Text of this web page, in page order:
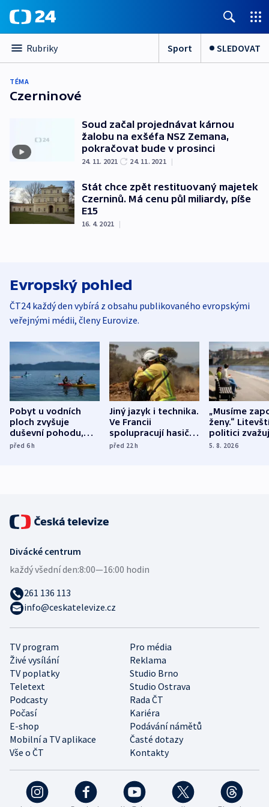
Rubriky Sport SLEDOVAT
TÉMA
Czerninové
Soud začal projednávat kárnou
žalobu na exšéfa NSZ Zemana,
pokračovat bude v prosinci
24. 11. 2021 24. 11. 2021 |
Stát chce zpět restituovaný majetek
Czerninů. Má cenu půl miliardy, píše
E15
16. 4. 2021 |
Evropský pohled
ČT24 každý den vybírá z obsahu publikovaného evropskými
veřejnými médii, členy Eurovize.
Pobyt u vodních
ploch zvyšuje
duševní pohodu,
ukázala
před 6h
Jiný jazyk i technika.
Ve Francii
spolupracují hasiči z
různých zemí
před 22h
„Musíme
ženy.“
politici
dohodu o
5. 8. 2026
TV program
Pro média
Živé vysílání
Reklama
TV poplatky
Studio Brno
Teletext
Studio Ostrava
Podcasty
Rada ČT
Počasí
Kariéra
E-shop
Podávání námětů
Mobilní a TV aplikace
Časté dotazy
Vše o ČT
Kontakty
Divácké centrum
každý všední den:8:00—16:00 hodin
261 136 113
info@ceskatelevize.cz